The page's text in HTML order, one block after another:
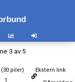
3 av 5
(30 piler)
1
Ekstern link